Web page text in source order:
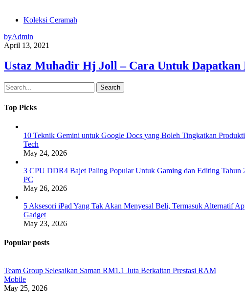
Koleksi Ceramah
byAdmin
April 13, 2021
Ustaz Muhadir Hj Joll – Cara Untuk
Search
Top Picks
10 Teknik Gemini untuk Google Docs yang Boleh Tingkatkan
Tech
May 24, 2026
3 CPU DDR4 Bajet Paling Popular Untuk Gaming dan Editing Tahun
PC
May 26, 2026
5 Aksesori iPad Yang Tak Akan Menyesal Beli, Termasuk Alternatif
Gadget
May 23, 2026
Popular posts
Team Group Selesaikan Saman RM1.1 Juta Berkaitan Prestasi RAM
Mobile
May 25, 2026